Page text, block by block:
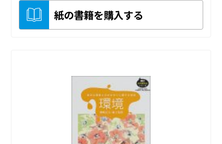
紙の書籍を購入する